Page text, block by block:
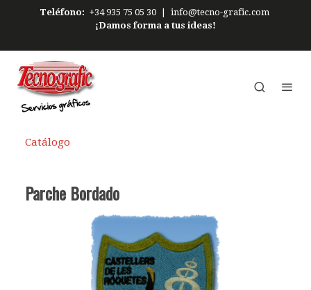
Teléfono: +34 935 75 05 30
info@tecno-grafic.com
¡Damos forma a tus ideas!
Catálogo
Parche Bordado